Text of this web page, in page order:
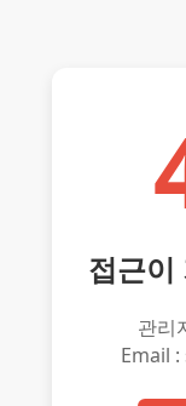
접근이
관리
Email